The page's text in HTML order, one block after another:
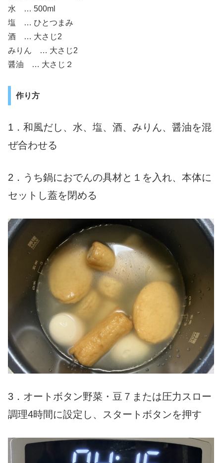
水 … 500ml
塩 … ひとつまみ
酒 … 大さじ2
みりん … 大さじ2
醤油 … 大さじ２
作り方
1．和風だし、水、塩、酒、みりん、醤油を混
ぜ合わせる
2．うち鍋におでんの具材と１を入れ、本体に
セットし蓋を閉める
3．オートボタン野菜・豆７または圧力スロー
調理4時間に設定し、スタートボタンを押す